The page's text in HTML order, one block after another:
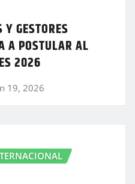
GESTORES
A POSTULAR AL
2026
19, 2026